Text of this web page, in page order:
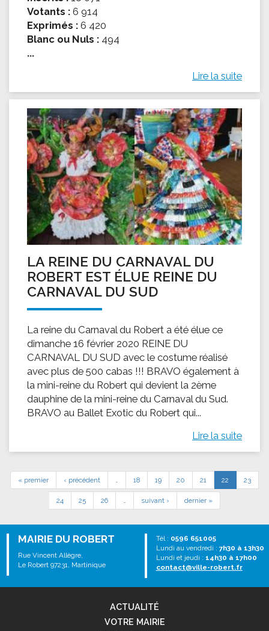
Votants : 6 914
Exprimés : 6 420
Blanc ou Nuls : 494
...
Lire la suite
LA REINE DU CARNAVAL DU
ROBERT EST ÉLUE REINE DU
CARNAVAL DU SUD
La reine du Carnaval du Robert a été élue ce
dimanche 16 février 2020 REINE DU
CARNAVAL DU SUD avec le costume réalisé
avec plus de 500 cabas !!! BRAVO également à
la mini-reine du Robert qui devient la 2ème
dauphine de la mini-reine du Carnaval du Sud.
BRAVO au Ballet Exotic du Robert qui...
Lire la suite
« premier ‹ précédent … 18 19 20 21 22 23
24 25 26 … suivant › dernier »
MAIRIE DU ROBERT
Rue Vincent Allègre,
Le Robert 97231, Martinique
Tél : 0596 651005
Lundi au vendredi : 7h30 à 13h30
Lundi et jeudi : 14h30 à 17h00
contact@ville-robert.fr
ACTUALITÉ
VOTRE MAIRIE